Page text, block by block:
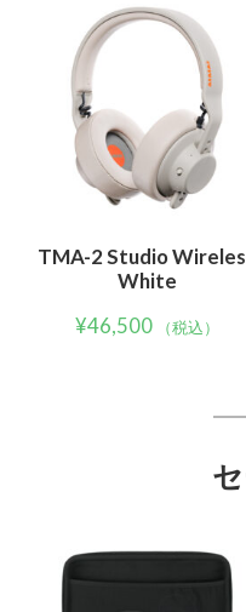
TMA-2 Studio
White
¥46,500 （税込）